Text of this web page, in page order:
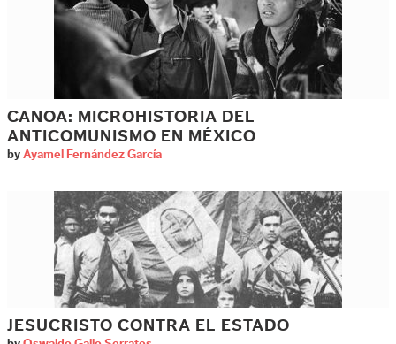
CANOA: MICROHISTORIA DEL
ANTICOMUNISMO EN MÉXICO
by Ayamel Fernández García
JESUCRISTO CONTRA EL ESTADO